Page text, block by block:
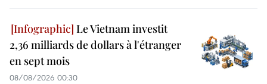
Le Vietnam investit
2,36 milliards de dollars à l'étranger
en sept mois
08/08/2026 00:30